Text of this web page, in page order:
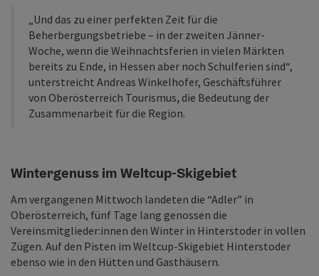
„Und das zu einer perfekten Zeit für die
Beherbergungsbetriebe – in der zweiten Jänner-
Woche, wenn die Weihnachtsferien in vielen Märkten
bereits zu Ende, in Hessen aber noch Schulferien sind“,
unterstreicht Andreas Winkelhofer, Geschäftsführer
von Oberösterreich Tourismus, die Bedeutung der
Zusammenarbeit für die Region.
Wintergenuss im Weltcup-Skigebiet
Am vergangenen Mittwoch landeten die “Adler” in
Oberösterreich, fünf Tage lang genossen die
Vereinsmitglieder:innen den Winter in Hinterstoder in vollen
Zügen. Auf den Pisten im Weltcup-Skigebiet Hinterstoder
ebenso wie in den Hütten und Gasthäusern.